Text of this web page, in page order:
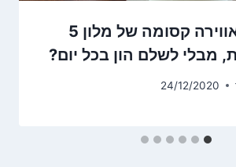
איך עושים אווירה קסומה של מלון 5
מבלי לשלם הון בכל יום?
24/12/2020